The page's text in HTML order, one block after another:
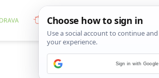
Sign in with Google